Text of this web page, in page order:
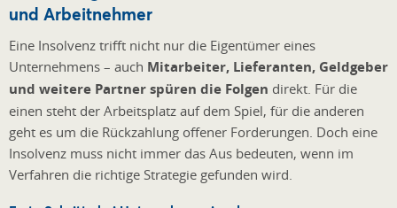
und Arbeitnehmer
Eine Insolvenz trifft nicht nur die Eigentümer eines
Unternehmens – auch Mitarbeiter, Lieferanten, Geldgeber
und weitere Partner spüren die Folgen direkt. Für die
einen steht der Arbeitsplatz auf dem Spiel, für die anderen
geht es um die Rückzahlung offener Forderungen. Doch eine
Insolvenz muss nicht immer das Aus bedeuten, wenn im
Verfahren die richtige Strategie gefunden wird.